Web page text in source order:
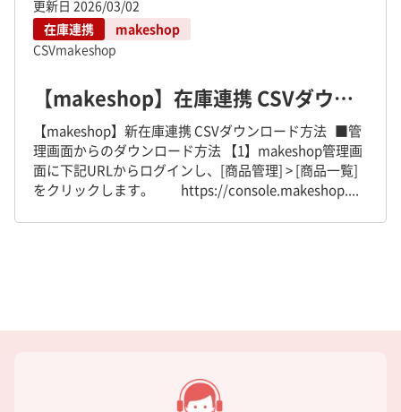
更新日 2026/03/02
在庫連携
makeshop
CSVmakeshop
【makeshop】在庫連携 CSVダウンロード方法
【makeshop】新在庫連携 CSVダウンロード方法 ■管
理画面からのダウンロード方法 【1】makeshop管理画
面に下記URLからログインし、[商品管理] > [商品一覧]
をクリックします。 https://console.makeshop....